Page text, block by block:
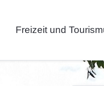
Freizeit und